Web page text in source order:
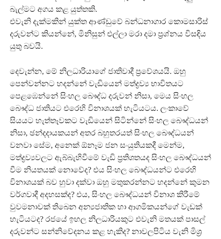
බැල්මට අගය කළ යුත්තකි.
එවැනි දැක්මකින් යුක්ත ආණ්ඩුවේ බන්ධනාගාර කොමසාරිස්
දරුවන්ට කියන්නේ, මිනිසුන් එල්ලා මරා දමා ප්‍රශ්නය විසඳිය
යුතු බවයි.
දෙවැන්න, මේ නිලධාරියාගේ ජාතිවාදී ප්‍රවේශයයි. ඔහු
පෙන්වන්නට හදන්නේ වැඩියෙන් මත්ද්‍රව්‍ය භාවිතයට
පෙළඹෙන්නේ සිංහල බෞද්ධ දරුවන් නිසා, මෙය සිංහල
බෞද්ධ ජාතියට එරෙහි විනාශයක් හැටියටය. ලංකාවේ
සියයට හැත්තෑවකට වැඩියෙන් සිටින්නේ සිංහල බෞද්ධයන්
නිසා, ඡන්දදායකයන් අතර බහුතරයත් සිංහල බෞද්ධයන්
වනවා සේම, අනෙක් ඕනෑම ජන සංයුතියකදී මෙන්ම,
මත්ද්‍රව්‍යවලට ඇබ්බැහිවීමේ වැඩි ප්‍රතිශතයද සිංහල බෞද්ධයන්
වීම නියතයක් නොවේද? එය සිංහල බෞද්ධයන්ට එරෙහි
විනාශයක් බව හුවා දක්වා ඔහු මතුකරන්නට හදන්නේ කුමන
වර්ගවාදී අදහසක්ද? එය, සිංහල බෞද්ධයන් විනාශ කිරීමේ
වුවමනාවක් තිබෙන අන්‍යජාතික හා ආගමිකයන්ගේ වැඩක්
හැටියටද? රජයේ ඉහල නිලධාරියකුට එවැනි මතයක් පාසල්
දරුවන්ට සන්නිවේදනය කළ හැකිද? නාවලපිටිය වැනි මිශ්‍ර